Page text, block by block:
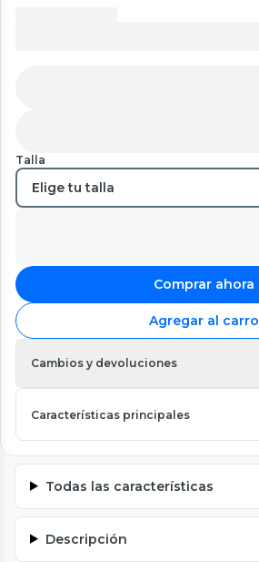
Talla
Comprar ahora
Agregar al carro
Cambios y devoluciones
Características principales
Todas las características
Descripción